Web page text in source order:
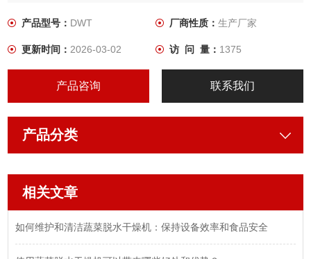
积累的经验，为用户设计制作出Z适用．品质Z佳的蔬菜干燥设
产品型号： DWT 厂商性质： 生产厂家
更新时间：2026-03-02 访 问 量： 1375
产品咨询 联系我们
产品分类
相关文章
如何维护和清洁蔬菜脱水干燥机：保持设备效率和食品安全